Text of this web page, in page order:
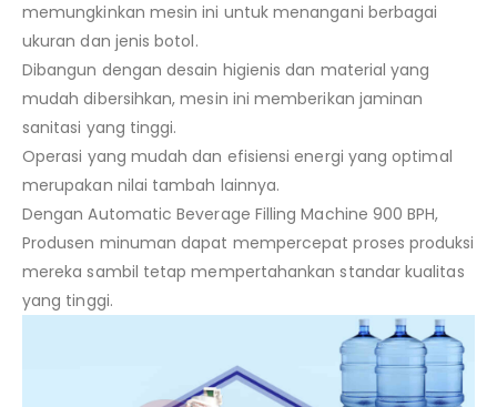
memungkinkan mesin ini untuk menangani berbagai
ukuran dan jenis botol.
Dibangun dengan desain higienis dan material yang
mudah dibersihkan, mesin ini memberikan jaminan
sanitasi yang tinggi.
Operasi yang mudah dan efisiensi energi yang optimal
merupakan nilai tambah lainnya.
Dengan Automatic Beverage Filling Machine 900 BPH,
Produsen minuman dapat mempercepat proses produksi
mereka sambil tetap mempertahankan standar kualitas
yang tinggi.